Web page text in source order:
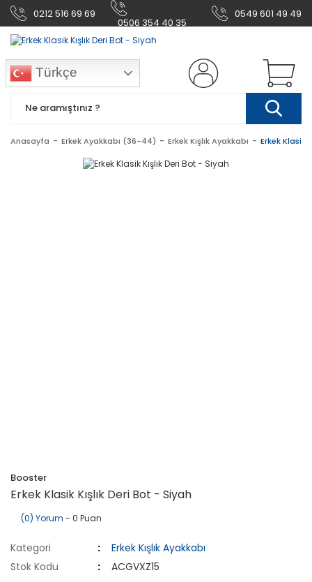
0212 516 69 69
0506 354 40 35
0549 601 49 49
Türkçe
Anasayfa Erkek Ayakkabı (36-44) Erkek Kışlık Ayakkabı Erkek Klasik
Booster
Erkek Klasik Kışlık Deri Bot - Siyah
(0) Yorum - 0 Puan
Kategori
Erkek Kışlık Ayakkabı
Stok Kodu
ACGVXZ15